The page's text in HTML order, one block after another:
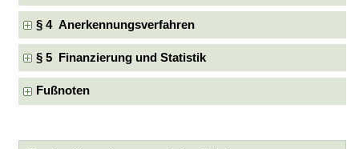
§ 4 Anerkennungsverfahren
§ 5 Finanzierung und Statistik
Fußnoten